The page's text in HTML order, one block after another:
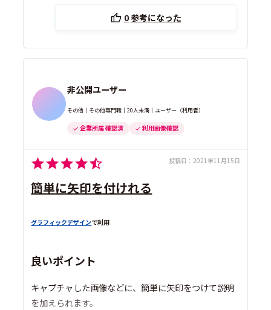
0参考になった
非公開ユーザー
その他｜その他専門職｜20人未満｜ユーザー（利用者）
企業所属 確認済 利用画像確認
投稿日： 2021年11月15日
簡単に矢印を付けれる
グラフィックデザインで利用
良いポイント
キャプチャした画像などに、簡単に矢印をつけて説明
を加えられます。